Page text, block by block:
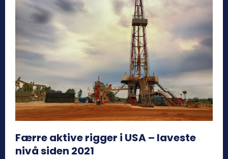
Færre aktive rigger i USA – laveste
nivå siden 2021